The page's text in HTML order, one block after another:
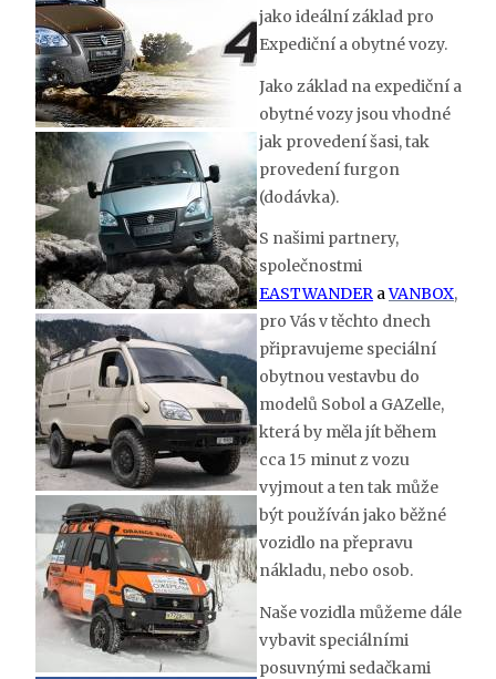
jako ideální základ pro
Expediční a obytné vozy.
Jako základ na expediční a
obytné vozy jsou vhodné
jak provedení šasi, tak
provedení furgon
(dodávka).
S našimi partnery,
společnostmi
EASTWANDER aVANBOX,
pro Vás v těchto dnech
připravujeme speciální
obytnou vestavbu do
modelů Sobol a GAZelle,
která by měla jít během
cca 15 minut z vozu
vyjmout a ten tak může
být používán jako běžné
vozidlo na přepravu
nákladu, nebo osob.
Naše vozidla můžeme dále
vybavit speciálními
posuvnými sedačkami